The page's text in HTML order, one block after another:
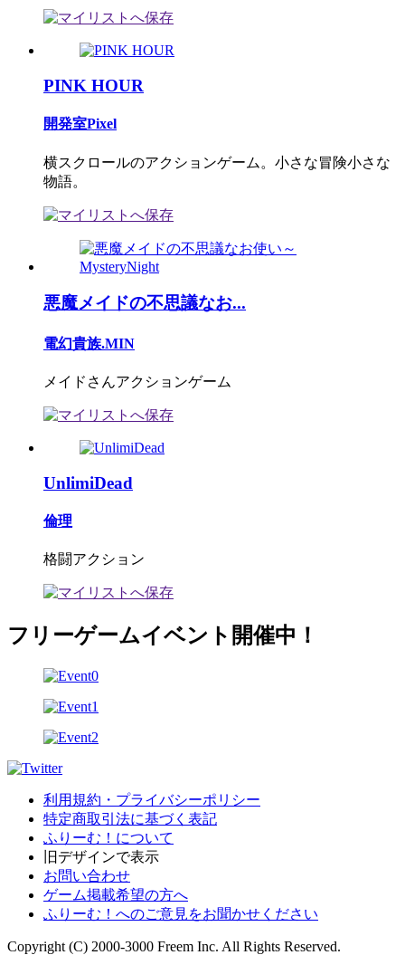
PINK HOUR
開発室Pixel
横スクロールのアクションゲーム。小さな冒険小さな
物語。
悪魔メイドの不思議なお...
電幻貴族.MIN
メイドさんアクションゲーム
UnlimiDead
倫理
格闘アクション
フリーゲームイベント開催中！
利用規約・プライバシーポリシー
特定商取引法に基づく表記
ふりーむ！について
旧デザインで表示
お問い合わせ
ゲーム掲載希望の方へ
ふりーむ！へのご意見をお聞かせください
Copyright (C) 2000-3000 Freem Inc. All Rights Reserved.